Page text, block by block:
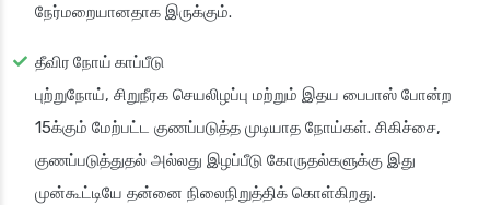
நேர்மறையானதாக இருக்கும்.
தீவிர நோய் காப்பீடு
புற்றுநோய், சிறுநீரக செயலிழப்பு மற்றும் இதய பைபாஸ் போன்ற
15க்கும் மேற்பட்ட குணப்படுத்த முடியாத நோய்கள். சிகிச்சை,
குணப்படுத்துதல் அல்லது இழப்பீடு கோருதல்களுக்கு இது
முன்கூட்டியே தன்னை நிலைநிறுத்திக் கொள்கிறது.